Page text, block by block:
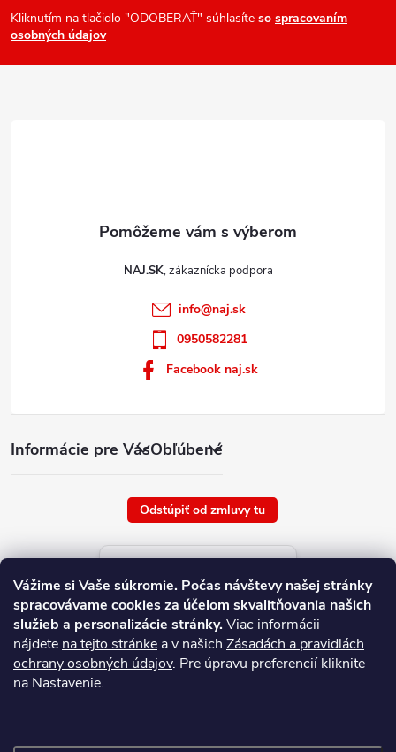
Vážime si Vaše súkromie. Počas návštevy našej stránky
spracovávame cookies za účelom skvalitňovania našich
služieb a personalizácie stránky.Viac informácii
nájdete na tejto stránke a v našich Zásadách a pravidlách
ochrany osobných údajov. Pre úpravu preferencií kliknite
na Nastavenie.
i
Kliknutím na tlačidlo "ODOBERAŤ" súhlasíte so spracovaním
osobných údajov
Informácie pre VásObľúbené
NAJ.SK
info@naj.sk
0950582281
Facebook naj.sk
Odstúpiť od zmluvy tu
Aktuálne ceny tovaru
platné od : 9/8/2026